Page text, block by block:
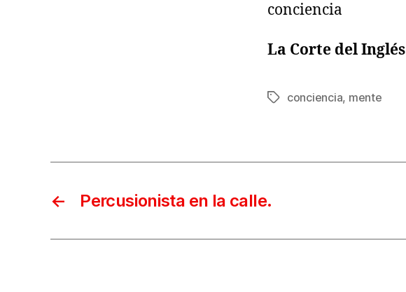
conciencia
La Corte del Inglés
Etiquetas
conciencia, mente
← Percusionista en la calle.